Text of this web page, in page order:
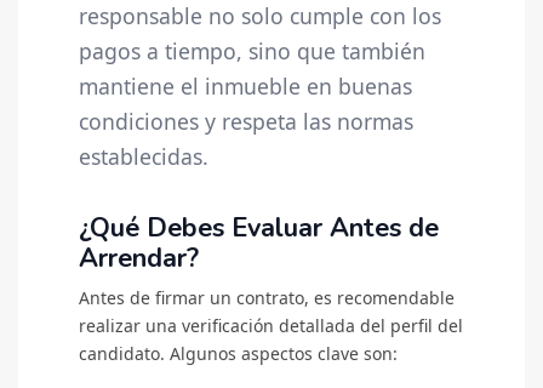
responsable no solo cumple con los
pagos a tiempo, sino que también
mantiene el inmueble en buenas
condiciones y respeta las normas
establecidas.
¿Qué Debes Evaluar Antes de
Arrendar?
Antes de firmar un contrato, es recomendable
realizar una verificación detallada del perfil del
candidato. Algunos aspectos clave son: